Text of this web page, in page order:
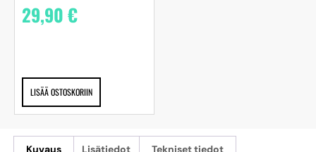
29,90€
LISÄÄ OSTOSKORIIN
Kuvaus Lisätiedot Tekniset tiedot